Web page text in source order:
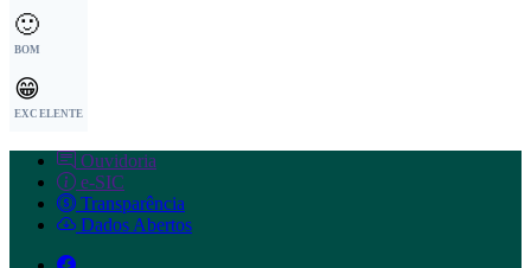
🙂
BOM
😁
EXCELENTE
Ouvidoria
e-SIC
Transparência
Dados Abertos